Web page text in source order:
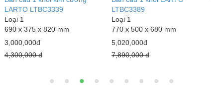
LARTO LTBC3339
Loại 1
690 x 375 x 820 mm
3,000,000đ
4,300,000 đ
LTBC3389
Loại 1
770 x 500 x 680 mm
5,020,000đ
7,890,000 đ